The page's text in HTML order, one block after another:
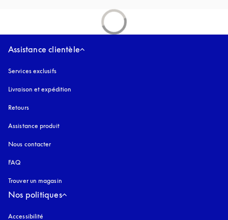
Assistance clientèle
Services exclusifs
Livraison et expédition
Retours
Assistance produit
Nous contacter
FAQ
Trouver un magasin
Nos politiques
Accessibilité